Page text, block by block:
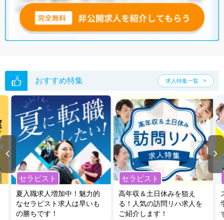
おすすめ特集 求人特集一覧
セラピスト
夏入職求人増加中！魅力的
なセラピスト求人は早いも
の勝ちです！
セラピスト
高年収＆土日休みを狙え
る！人気の訪問リハ求人を
ご紹介します！